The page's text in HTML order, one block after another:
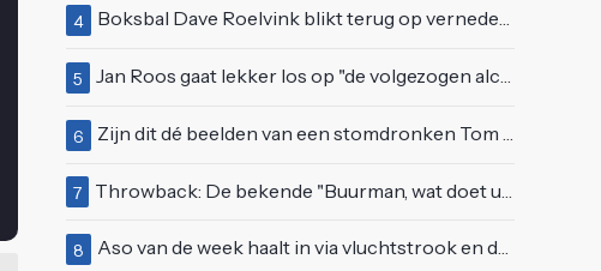
4 Boksbal Dave Roelvink blikt terug op vernedering na z'n gevecht met Melvin Manhoef
5 Jan Roos gaat lekker los op "de volgezogen alcoholspons" Robert Jensen
6 Zijn dit dé beelden van een stomdronken Tom Waes vlak voordat hij in z'n auto stapte?
7 Throwback: De bekende "Buurman, wat doet u nu?"-scène uit Flodder met Tatjana Šimić
8 Aso van de week haalt in via vluchtstrook en deelt gevaarlijke brake check uit